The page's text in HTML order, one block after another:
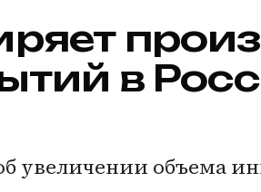
в
увеличении объема